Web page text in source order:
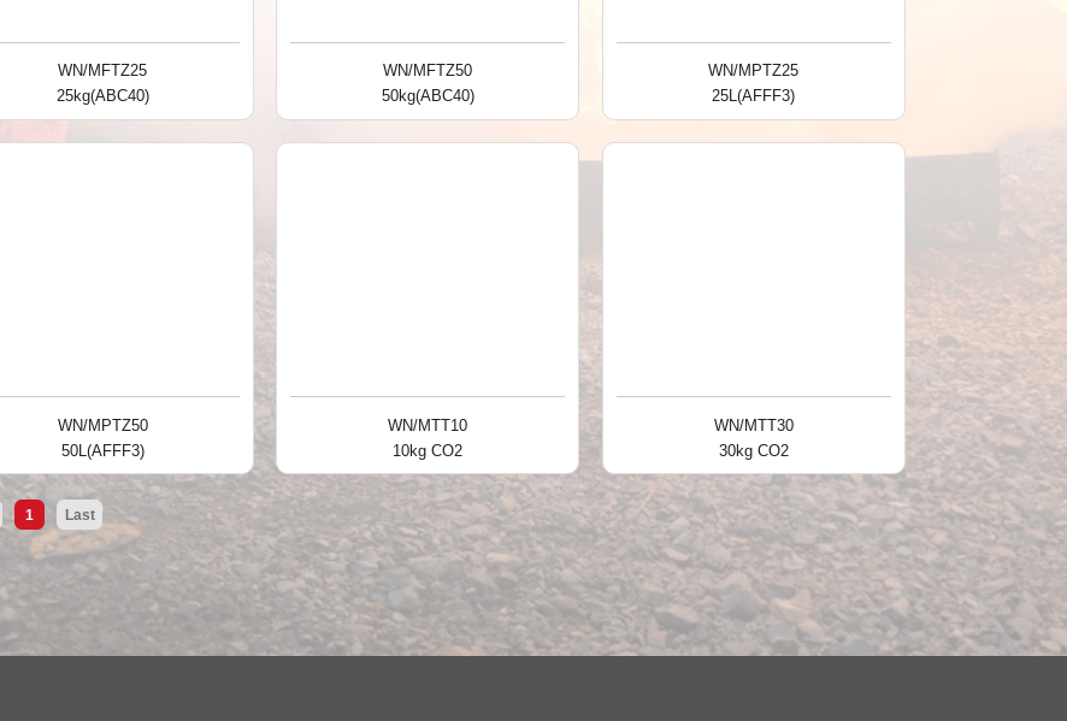
WN/MFTZ25
25kg(ABC40)
WN/MFTZ50
50kg(ABC40)
WN/MPTZ25
25L(AFFF3)
WN/MPTZ50
50L(AFFF3)
WN/MTT10
10kg CO2
WN/MTT30
30kg CO2
1 Last